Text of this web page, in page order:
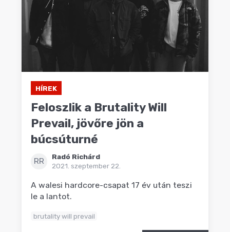
KULT
MÁSVILÁG
HÍREK
Feloszlik a Brutality Will
Prevail, jövőre jön a
búcsúturné
RR
Radó Richárd
2021. szeptember 22.
A walesi hardcore-csapat 17 év után teszi
le a lantot.
brutality will prevail